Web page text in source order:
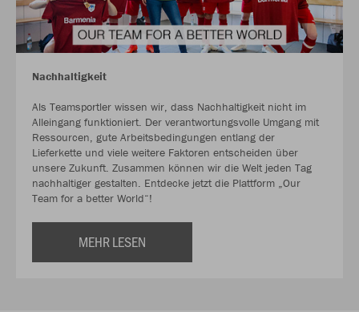
Nachhaltigkeit
Als Teamsportler wissen wir, dass Nachhaltigkeit nicht im
Alleingang funktioniert. Der verantwortungsvolle Umgang mit
Ressourcen, gute Arbeitsbedingungen entlang der
Lieferkette und viele weitere Faktoren entscheiden über
unsere Zukunft. Zusammen können wir die Welt jeden Tag
nachhaltiger gestalten. Entdecke jetzt die Plattform „Our
Team for a better World“!
MEHR LESEN